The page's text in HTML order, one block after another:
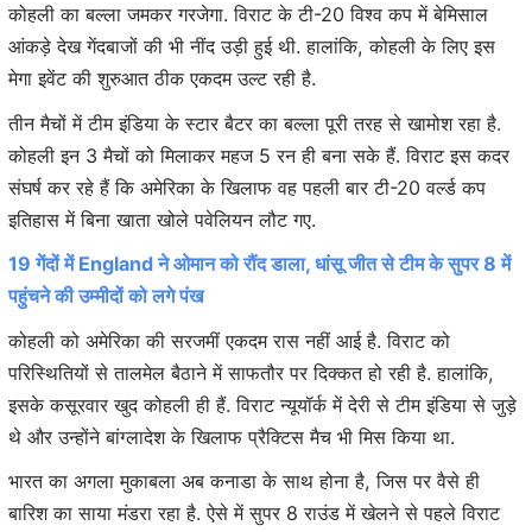
कोहली का बल्ला जमकर गरजेगा. विराट के टी-20 विश्व कप में बेमिसाल
आंकड़े देख गेंदबाजों की भी नींद उड़ी हुई थी. हालांकि, कोहली के लिए इस
मेगा इवेंट की शुरुआत ठीक एकदम उल्ट रही है.
तीन मैचों में टीम इंडिया के स्टार बैटर का बल्ला पूरी तरह से खामोश रहा है.
कोहली इन 3 मैचों को मिलाकर महज 5 रन ही बना सके हैं. विराट इस कदर
संघर्ष कर रहे हैं कि अमेरिका के खिलाफ वह पहली बार टी-20 वर्ल्ड कप
इतिहास में बिना खाता खोले पवेलियन लौट गए.
19 गेंदों में England ने ओमान को रौंद डाला, धांसू जीत से टीम के सुपर 8 में
पहुंचने की उम्मीदों को लगे पंख
कोहली को अमेरिका की सरजमीं एकदम रास नहीं आई है. विराट को
परिस्थितियों से तालमेल बैठाने में साफतौर पर दिक्कत हो रही है. हालांकि,
इसके कसूरवार खुद कोहली ही हैं. विराट न्यूयॉर्क में देरी से टीम इंडिया से जुड़े
थे और उन्होंने बांग्लादेश के खिलाफ प्रैक्टिस मैच भी मिस किया था.
भारत का अगला मुकाबला अब कनाडा के साथ होना है, जिस पर वैसे ही
बारिश का साया मंडरा रहा है. ऐसे में सुपर 8 राउंड में खेलने से पहले विराट